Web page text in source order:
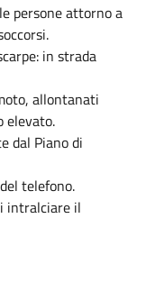
persone attorno a
in strada
allontanati
elevato.
dal Piano di
telefono.
intralciare il